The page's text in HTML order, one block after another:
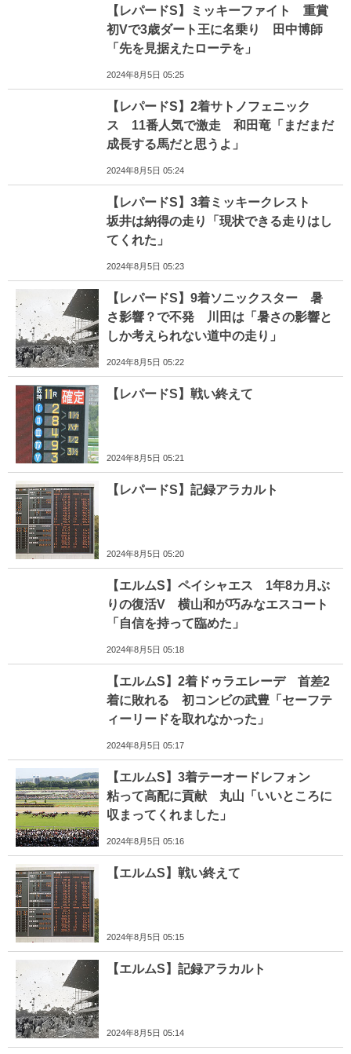
【レパードS】ミッキーファイト 重賞
初Vで3歳ダート王に名乗り 田中博師
「先を見据えたローテを」
2024年8月5日 05:25
【レパードS】2着サトノフェニック
ス 11番人気で激走 和田竜「まだまだ
成長する馬だと思うよ」
2024年8月5日 05:24
【レパードS】3着ミッキークレスト
坂井は納得の走り「現状できる走りはし
てくれた」
2024年8月5日 05:23
【レパードS】9着ソニックスター 暑
さ影響？で不発 川田は「暑さの影響と
しか考えられない道中の走り」
2024年8月5日 05:22
【レパードS】戦い終えて
2024年8月5日 05:21
【レパードS】記録アラカルト
2024年8月5日 05:20
【エルムS】ペイシャエス 1年8カ月ぶ
りの復活V 横山和が巧みなエスコート
「自信を持って臨めた」
2024年8月5日 05:18
【エルムS】2着ドゥラエレーデ 首差2
着に敗れる 初コンビの武豊「セーフテ
ィーリードを取れなかった」
2024年8月5日 05:17
【エルムS】3着テーオードレフォン
粘って高配に貢献 丸山「いいところに
収まってくれました」
2024年8月5日 05:16
【エルムS】戦い終えて
2024年8月5日 05:15
【エルムS】記録アラカルト
2024年8月5日 05:14